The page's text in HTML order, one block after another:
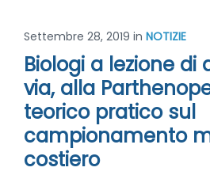
Settembre 28, 2019 in NOTIZIE
Biologi a lezione di
via, alla
teorico pratico sul
campionamento
costiero